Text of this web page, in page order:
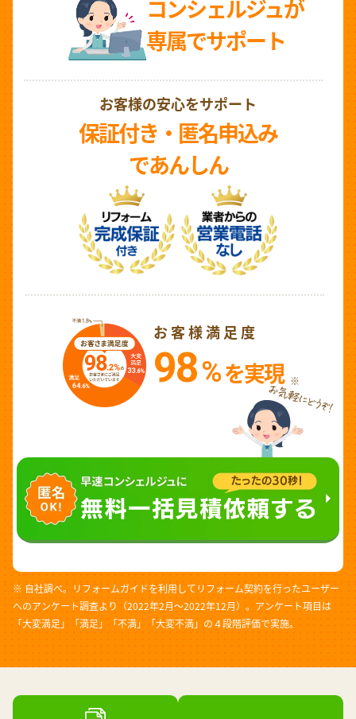
コンシェルジュが
専属でサポート
お客様の安心をサポート
保証付き・匿名申込み
であんしん
お客様満足度
98%を実現 ※
※ 自社調べ。リフォームガイドを利用してリフォーム契約を行ったユーザー
へのアンケート調査より（2022年2月～2022年12月）。アンケート項目は
「大変満足」「満足」「不満」「大変不満」の４段階評価で実施。